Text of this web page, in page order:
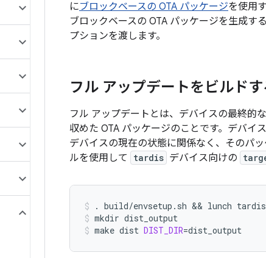
にブロックベースの OTA パッケージを使用
ブロックベースの OTA パッケージを生成する
プションを渡します。
フル アップデートをビルドす
フル アップデートとは、デバイスの最終的
収めた OTA パッケージのことです。デバイ
デバイスの現在の状態に関係なく、そのパ
ルを使用して
tardis デバイス向けの
. build/envsetup.sh && lunch
mkdir dist_output
make dist DIST_DIR=dist_output